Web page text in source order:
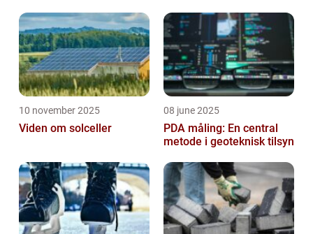
10 november 2025
Viden om solceller
08 june 2025
PDA måling: En central
metode i geoteknisk tilsyn